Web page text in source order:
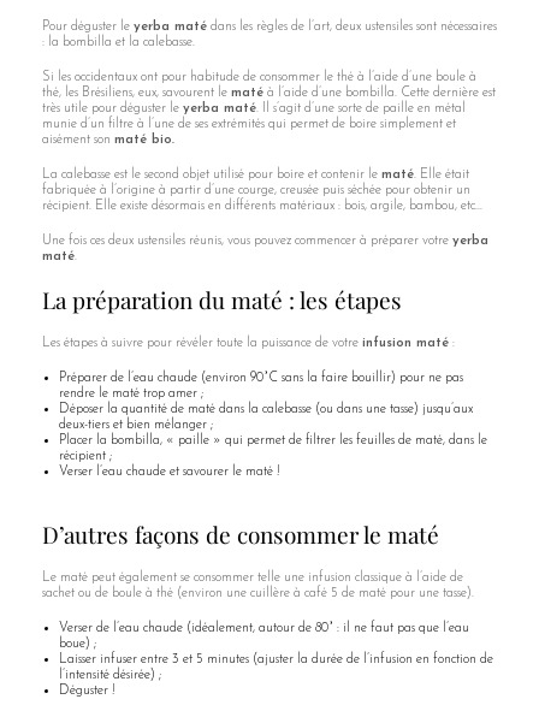
Pour déguster le yerba maté dans les règles de l’art, deux ustensiles sont nécessaires
: la bombilla et la calebasse.
Si les occidentaux ont pour habitude de consommer le thé à l’aide d’une boule à
thé, les Brésiliens, eux, savourent le maté à l’aide d’une bombilla. Cette dernière est
très utile pour déguster le yerba maté. Il s’agit d’une sorte de paille en métal
munie d’un filtre à l’une de ses extrémités qui permet de boire simplement et
aisément son maté bio.
La calebasse est le second objet utilisé pour boire et contenir le maté. Elle était
fabriquée à l’origine à partir d’une courge, creusée puis séchée pour obtenir un
récipient. Elle existe désormais en différents matériaux : bois, argile, bambou, etc...
Une fois ces deux ustensiles réunis, vous pouvez commencer à préparer votre yerba
maté.
La préparation du maté : les étapes
Les étapes à suivre pour révéler toute la puissance de votre infusion maté :
Préparer de l’eau chaude (environ 90°C sans la faire bouillir) pour ne pas
rendre le maté trop amer ;
Déposer la quantité de maté dans la calebasse (ou dans une tasse) jusqu’aux
deux-tiers et bien mélanger ;
Placer la bombilla, « paille » qui permet de filtrer les feuilles de maté, dans le
récipient ;
Verser l’eau chaude et savourer le maté !
D’autres façons de consommer le maté
Le maté peut également se consommer telle une infusion classique à l’aide de
sachet ou de boule à thé (environ une cuillère à café 5 de maté pour une tasse).
Verser de l’eau chaude (idéalement, autour de 80° : il ne faut pas que l’eau
boue) ;
Laisser infuser entre 3 et 5 minutes (ajuster la durée de l’infusion en fonction de
l’intensité désirée) ;
Déguster !